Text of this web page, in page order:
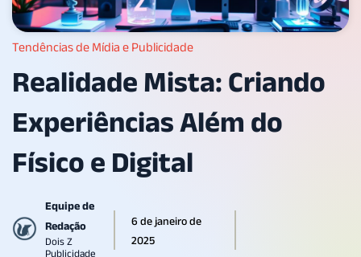
Tendências de Mídia e Publicidade
Realidade Mista: Criando
Experiências Além do
Físico e Digital
Equipe de
Redação
Dois Z
Publicidade
6 de janeiro de
2025